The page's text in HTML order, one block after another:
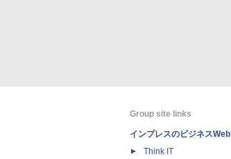
Group site links
インプレスのビジネスWeb
Think IT